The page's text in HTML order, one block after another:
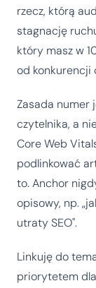
rzecz, którą
stagnację
który masz w
od konkurencji
Zasada numer
czytelnika, a
Core Web
podlinkować
to. Anchor
opisowy, np.
utraty SEO".
Linkuję do
priorytetem